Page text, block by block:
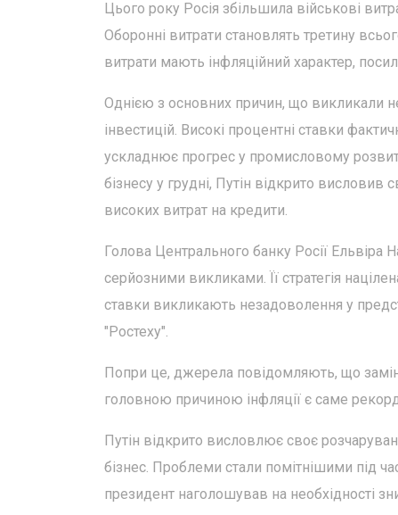
Цього року Росія збільшила військові
Оборонні витрати становлять третину
витрати мають інфляційний характер,
Однією з основних причин, що викликали
інвестицій. Високі процентні ставки
ускладнює прогрес у промисловому
бізнесу у грудні, Путін відкрито
високих витрат на кредити.
Голова Центрального банку Росії Ельвіра
серйозними викликами. Її стратегія
ставки викликають незадоволення у
"Ростеху".
Попри це, джерела повідомляють, що
головною причиною інфляції є саме
Путін відкрито висловлює своє
бізнес. Проблеми стали помітнішими під
президент наголошував на необхідності